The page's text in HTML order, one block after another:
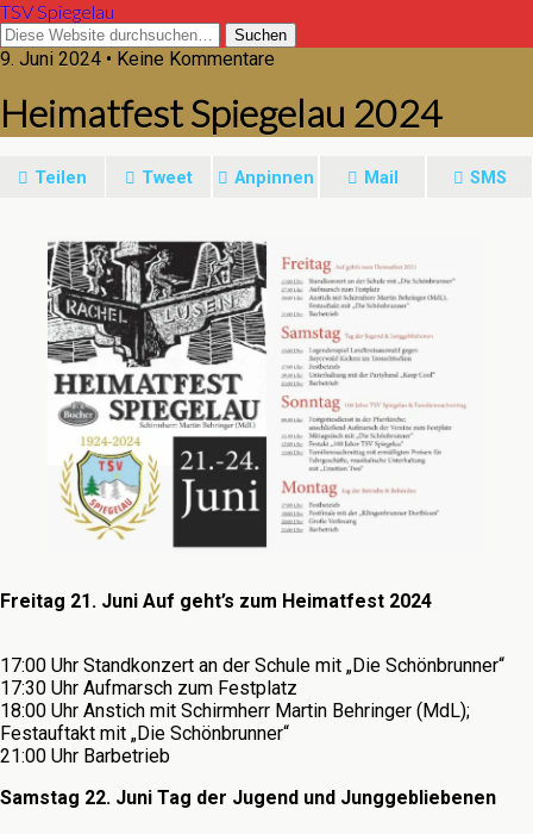
TSV Spiegelau
9. Juni 2024 • Keine Kommentare
Heimatfest Spiegelau 2024
Teilen Tweet Anpinnen Mail SMS
Freitag 21. Juni Auf geht’s zum Heimatfest 2024
17:00 Uhr Standkonzert an der Schule mit „Die Schönbrunner“
17:30 Uhr Aufmarsch zum Festplatz
18:00 Uhr Anstich mit Schirmherr Martin Behringer (MdL);
Festauftakt mit „Die Schönbrunner“
21:00 Uhr Barbetrieb
Samstag 22. Juni Tag der Jugend und Junggebliebenen